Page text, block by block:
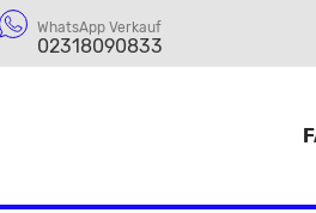
WhatsApp Verkauf
02318090833